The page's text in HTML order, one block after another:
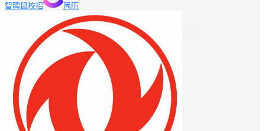
智聘鼠校招 简历